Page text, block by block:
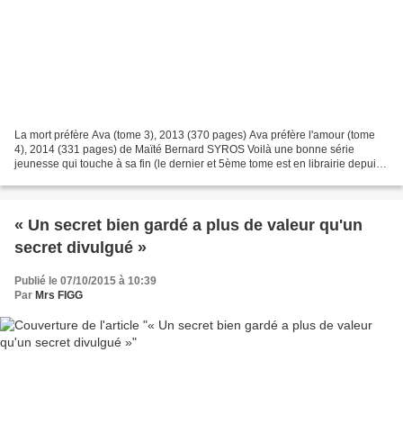
La mort préfère Ava (tome 3), 2013 (370 pages) Ava préfère l'amour (tome
4), 2014 (331 pages) de Maïté Bernard SYROS Voilà une bonne série
jeunesse qui touche à sa fin (le dernier et 5ème tome est en librairie depuis
« Un secret bien gardé a plus de valeur qu'un
secret divulgué »
Publié le 07/10/2015 à 10:39
Par Mrs FIGG